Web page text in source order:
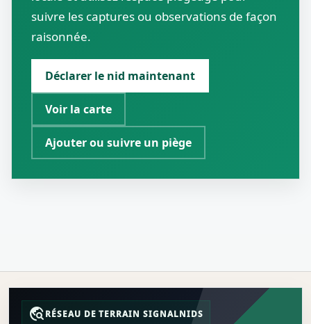
suivre les captures ou observations de façon
raisonnée.
Déclarer le nid maintenant
Voir la carte
Ajouter ou suivre un piège
travel_exploreRÉSEAU DE TERRAIN SIGNALNIDS